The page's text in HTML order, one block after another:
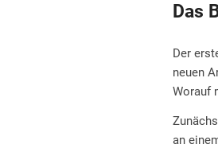
Das
Der
neuen
Worauf
an